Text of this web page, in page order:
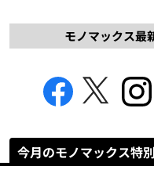
モノマックス最
今月のモノマックス特